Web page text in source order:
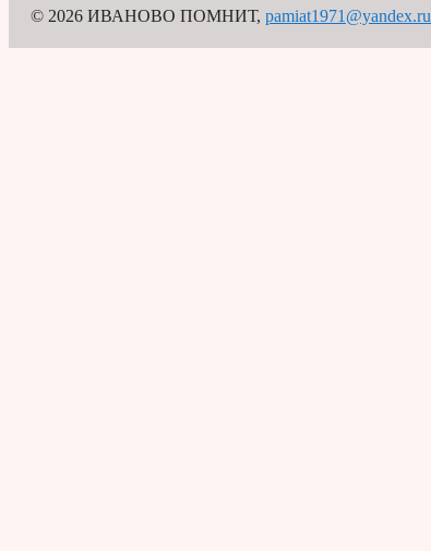
© 2026 ИВАНОВО ПОМНИТ, pamiat1971@yandex.ru